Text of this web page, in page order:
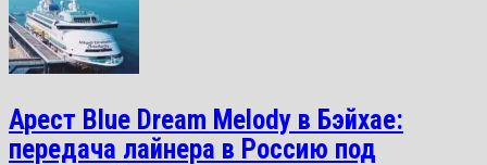
Арест Blue Dream Melody в Бэйхае:
передача лайнера в Россию под